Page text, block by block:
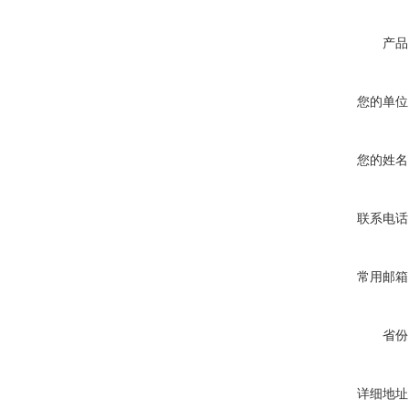
产
您的单
您的姓
联系电
常用邮
省
详细地